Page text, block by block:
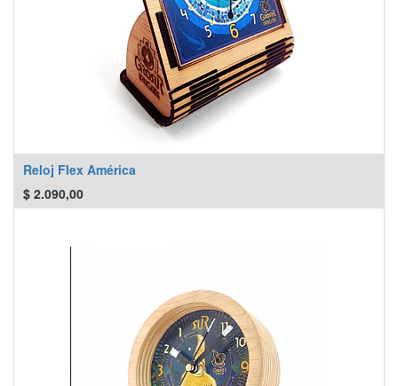
Reloj Flex América
$ 2.090,00